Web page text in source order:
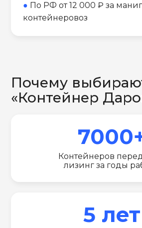
● По РФ от 12 000 ₽ за
контейнеровоз
Почему
«Контейнер
Контейнеров
лизинг за годы
5 лет